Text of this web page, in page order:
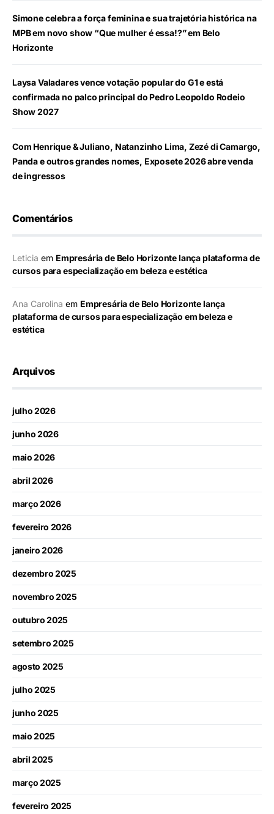
Simone celebra a força feminina e sua trajetória histórica na
MPB em novo show “Que mulher é essa!?” em Belo
Horizonte
Laysa Valadares vence votação popular do G1 e está
confirmada no palco principal do Pedro Leopoldo Rodeio
Show 2027
Com Henrique & Juliano, Natanzinho Lima, Zezé di Camargo,
Panda e outros grandes nomes, Exposete 2026 abre venda
de ingressos
Comentários
Leticia em Empresária de Belo Horizonte lança plataforma de
cursos para especialização em beleza e estética
Ana Carolina em Empresária de Belo Horizonte lança
plataforma de cursos para especialização em beleza e
estética
Arquivos
julho 2026
junho 2026
maio 2026
abril 2026
março 2026
fevereiro 2026
janeiro 2026
dezembro 2025
novembro 2025
outubro 2025
setembro 2025
agosto 2025
julho 2025
junho 2025
maio 2025
abril 2025
março 2025
fevereiro 2025